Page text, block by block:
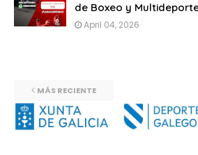
de Boxeo y
April 04, 2026
MÁS RECIENTE